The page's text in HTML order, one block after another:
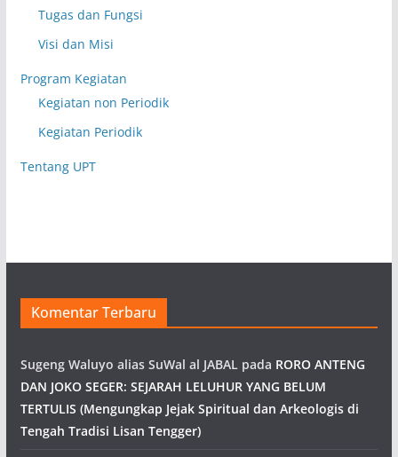
Tugas dan Fungsi
Visi dan Misi
Program Kegiatan
Kegiatan non Periodik
Kegiatan Periodik
Tentang UPT
Komentar Terbaru
Sugeng Waluyo alias SuWal al JABAL pada RORO ANTENG
DAN JOKO SEGER: SEJARAH LELUHUR YANG BELUM
TERTULIS (Mengungkap Jejak Spiritual dan Arkeologis di
Tengah Tradisi Lisan Tengger)